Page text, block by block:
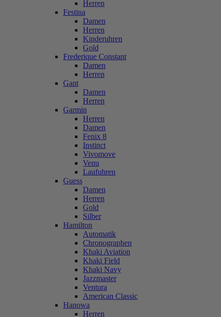
Herren
Festina
Damen
Herren
Kinderuhren
Gold
Frederique Constant
Damen
Herren
Gant
Damen
Herren
Garmin
Herren
Damen
Fenix 8
Instinct
Vivomove
Venu
Laufuhren
Guess
Damen
Herren
Gold
Silber
Hamilton
Automatik
Chronographen
Khaki Aviation
Khaki Field
Khaki Navy
Jazzmaster
Ventura
American Classic
Hanowa
Herren